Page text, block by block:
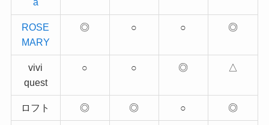
ROSE
MARY
◎ ○ ○ ◎
vivi
quest
○ ○ ◎ △
ロフト ◎ ◎ ○ ◎